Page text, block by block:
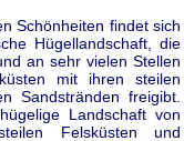
Schönheiten findet sich
Hügellandschaft, die
an sehr vielen Stellen
mit ihren steilen
Sandstränden freigibt.
Landschaft von
Felsküsten und